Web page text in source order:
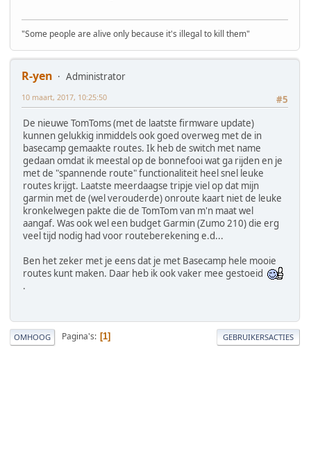
"Some people are alive only because it's illegal to kill them"
R-yen
Administrator
#5
10 maart, 2017, 10:25:50
De nieuwe TomToms (met de laatste firmware update)
kunnen gelukkig inmiddels ook goed overweg met de in
basecamp gemaakte routes. Ik heb de switch met name
gedaan omdat ik meestal op de bonnefooi wat ga rijden en je
met de "spannende route" functionaliteit heel snel leuke
routes krijgt. Laatste meerdaagse tripje viel op dat mijn
garmin met de (wel verouderde) onroute kaart niet de leuke
kronkelwegen pakte die de TomTom van m'n maat wel
aangaf. Was ook wel een budget Garmin (Zumo 210) die erg
veel tijd nodig had voor routeberekening e.d...
Ben het zeker met je eens dat je met Basecamp hele mooie
routes kunt maken. Daar heb ik ook vaker mee gestoeid
.
OMHOOG Pagina's 1 GEBRUIKERSACTIES